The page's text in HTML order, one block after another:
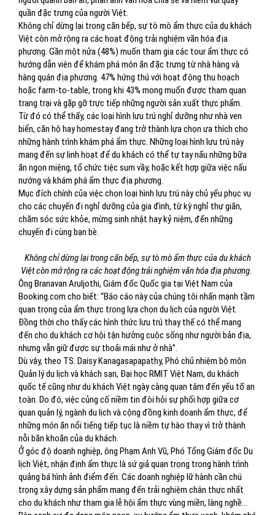
quần đặc trưng của người Việt.
Không chỉ dừng lại trong căn bếp, sự tò mò ẩm thực của du khách
Việt còn mở rộng ra các hoạt động trải nghiệm văn hóa địa
phương. Gần một nửa (48%) muốn tham gia các tour ẩm thực có
hướng dẫn viên để khám phá món ăn đặc trưng từ nhà hàng và
hàng quán địa phương. 47% hứng thú với hoạt động thu hoạch
hoặc farm-to-table, trong khi 43% mong muốn được tham quan
trang trại và gặp gỡ trực tiếp những người sản xuất thực phẩm.
Từ đó có thể thấy, các loại hình lưu trú nghỉ dưỡng như nhà ven
biển, căn hộ hay homestay đang trở thành lựa chọn ưa thích cho
những hành trình khám phá ẩm thực. Những loại hình lưu trú này
mang đến sự linh hoạt để du khách có thể tự tay nấu những bữa
ăn ngon miệng, tổ chức tiệc sum vầy, hoặc kết hợp giữa việc nấu
nướng và khám phá ẩm thực địa phương.
Mục đích chính của việc chọn loại hình lưu trú này chủ yếu phục vụ
cho các chuyến đi nghỉ dưỡng của gia đình, từ kỳ nghỉ thư giãn,
chăm sóc sức khỏe, mừng sinh nhật hay kỷ niệm, đến những
chuyến đi cùng bạn bè.
Không chỉ dừng lại trong căn bếp, sự tò mò ẩm thực của du khách
Việt còn mở rộng ra các hoạt động trải nghiệm văn hóa địa phương.
Ông Branavan Aruljothi, Giám đốc Quốc gia tại Việt Nam của
Booking.com cho biết: “Báo cáo này của chúng tôi nhấn mạnh tầm
quan trọng của ẩm thực trong lựa chọn du lịch của người Việt.
Đồng thời cho thấy các hình thức lưu trú thay thế có thể mang
đến cho du khách cơ hội tận hưởng cuộc sống như người bản địa,
nhưng vẫn giữ được sự thoải mái như ở nhà”.
Dù vậy, theo TS. Daisy Kanagasapapathy, Phó chủ nhiệm bộ môn
Quản lý du lịch và khách sạn, Đại học RMIT Việt Nam, du khách
quốc tế cũng như du khách Việt ngày càng quan tâm đến yếu tố an
toàn. Do đó, việc củng cố niềm tin đòi hỏi sự phối hợp giữa cơ
quan quản lý, ngành du lịch và cộng đồng kinh doanh ẩm thực, để
những món ăn nổi tiếng tiếp tục là niềm tự hào thay vì trở thành
nỗi băn khoăn của du khách.
Ở góc độ doanh nghiệp, ông Phạm Anh Vũ, Phó Tổng Giám đốc Du
lịch Việt, nhận định ẩm thực là sứ giả quan trọng trong hành trình
quảng bá hình ảnh điểm đến. Các doanh nghiệp lữ hành cần chú
trọng xây dựng sản phẩm mang đến trải nghiệm chân thực nhất
cho du khách như tham gia lễ hội ẩm thực vùng miền, làng nghề...